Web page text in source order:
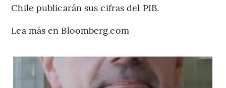
Chile publicarán sus cifras del PIB.
Lea más en Bloomberg.com